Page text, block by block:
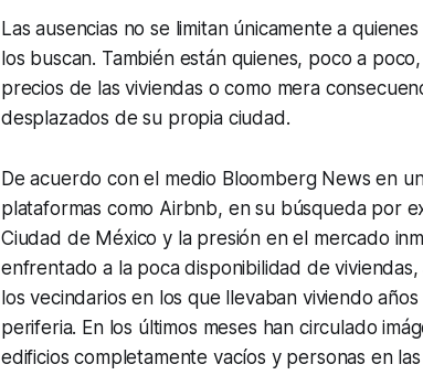
Las ausencias no se limitan únicamente a
los buscan. También están quienes, poco a
precios de las viviendas o como mera
desplazados de su propia ciudad.
De acuerdo con el medio Bloomberg News en
plataformas como Airbnb, en su búsqueda por
Ciudad de México y la presión en el mercado
enfrentado a la poca disponibilidad de
los vecindarios en los que llevaban viviendo
periferia. En los últimos meses han circulado
edificios completamente vacíos y personas en